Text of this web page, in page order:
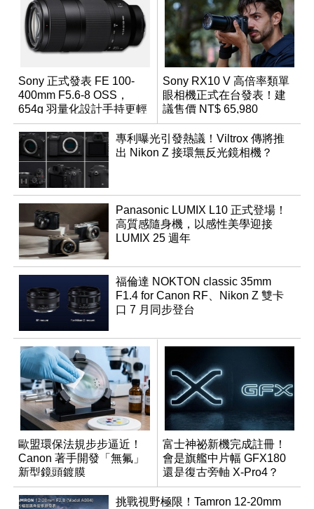
Sony 正式發表 FE 100-
400mm F5.6-8 OSS，
654g 羽量化設計手持更輕
鬆
Sony RX10 V 高倍率類單
眼相機正式在台發表！建
議售價 NT$ 65,980
專利曝光引發熱議！Viltrox 傳將推
出 Nikon Z 接環無反光鏡相機？
Panasonic LUMIX L10 正式登場！
高質感隨身機，以感性美學迎接
LUMIX 25 週年
福倫達 NOKTON classic 35mm
F1.4 for Canon RF、Nikon Z 雙卡
口 7 月同步登台
歐盟環保法規步步逼近！
Canon 著手開發「無氟」
新型鏡頭鍍膜
富士神祕新機完成註冊！
會是旗艦中片幅 GFX180
還是復古旁軸 X-Pro4？
挑戰視野極限！Tamron 12-20mm